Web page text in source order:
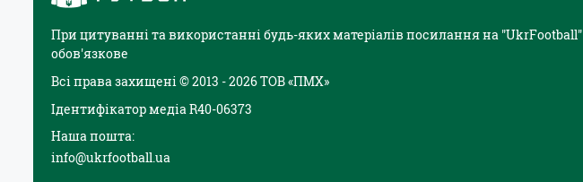
При цитуванні та використанні будь-яких матеріалів посилання на "UkrFootball"
обов'язкове
Всі права захищені © 2013 - 2026 ТОВ «ПМХ»
Ідентифікатор медіа R40-06373
Наша пошта:
info@ukrfootball.ua